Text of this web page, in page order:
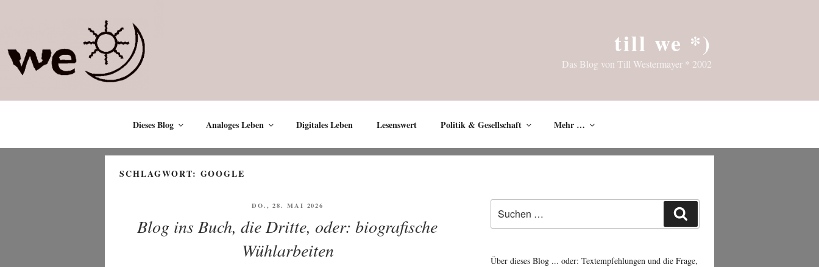
till we *)
Das Blog von Till Westermayer * 2002
Dieses Blog Analoges Leben Digitales Leben Lesenswert Politik & Gesellschaft Mehr …
SCHLAGWORT: GOOGLE
VERÖFFENTLICHT
DO., 28. MAI 2026
Blog ins Buch, die Dritte, oder: biografische
Wühlarbeiten
Suche
nach:
Über dieses Blog ... oder: Textempfehlungen und die Frage,